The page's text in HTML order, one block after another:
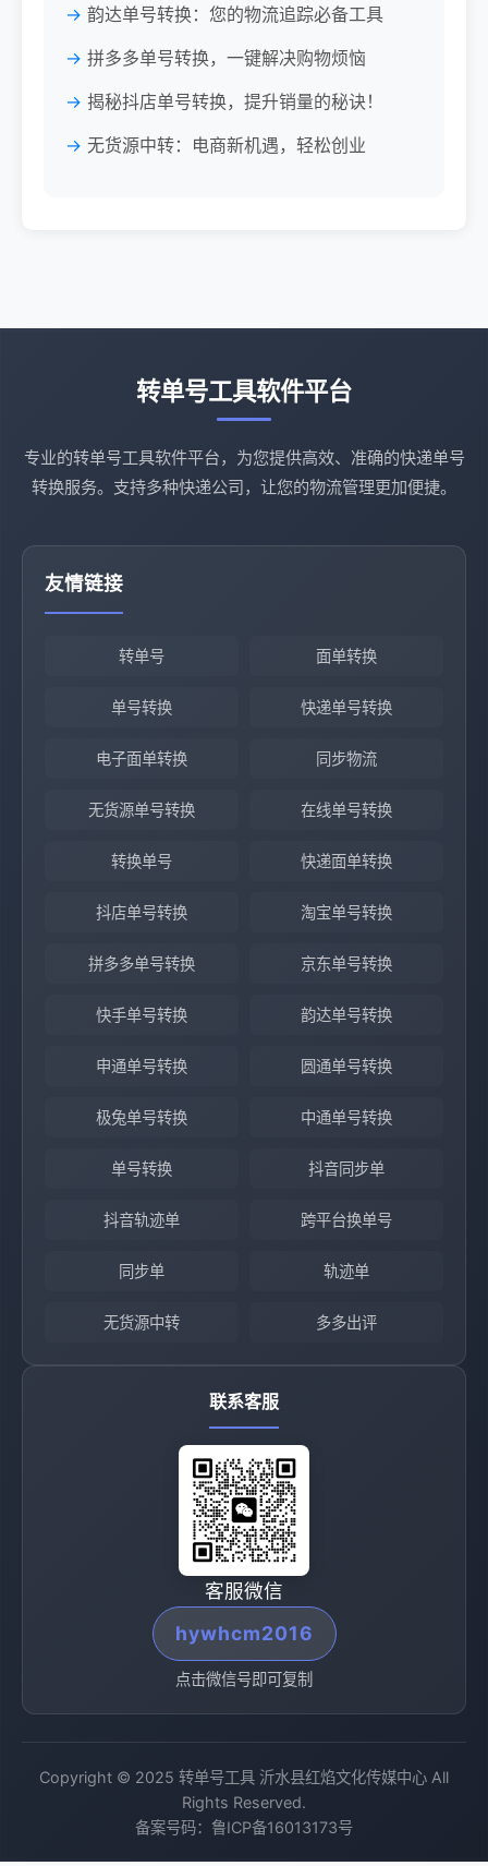
韵达单号转换：您的物流追踪必备工具
拼多多单号转换，一键解决购物烦恼
揭秘抖店单号转换，提升销量的秘诀！
无货源中转：电商新机遇，轻松创业
转单号工具软件平台
专业的转单号工具软件平台，为您提供高效、准确的快递单号
转换服务。支持多种快递公司，让您的物流管理更加便捷。
友情链接
转单号 面单转换
单号转换 快递单号转换
电子面单转换 同步物流
无货源单号转换 在线单号转换
转换单号 快递面单转换
抖店单号转换 淘宝单号转换
拼多多单号转换 京东单号转换
快手单号转换 韵达单号转换
申通单号转换 圆通单号转换
极兔单号转换 中通单号转换
单号转换 抖音同步单
抖音轨迹单 跨平台换单号
同步单 轨迹单
无货源中转 多多出评
联系客服
客服微信
hywhcm2016
点击微信号即可复制
Copyright © 2025 转单号工具 沂水县红焰文化传媒中心 All
Rights Reserved.
备案号码： 鲁ICP备16013173号